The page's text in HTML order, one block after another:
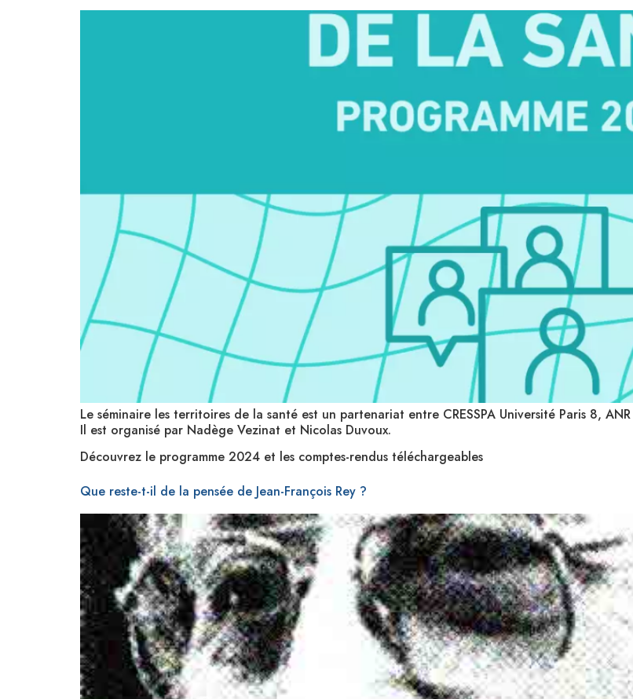
Le séminaire les territoires de la santé est un partenariat entre CRESSPA Université Paris 8,
Il est organisé par Nadège Vezinat et Nicolas Duvoux.
Découvrez le programme 2024 et les comptes-rendus téléchargeables
Que reste-t-il de la pensée de Jean-François Rey ?